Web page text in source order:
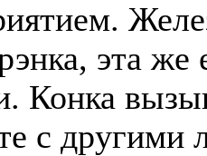
эта же
Конка
с другими